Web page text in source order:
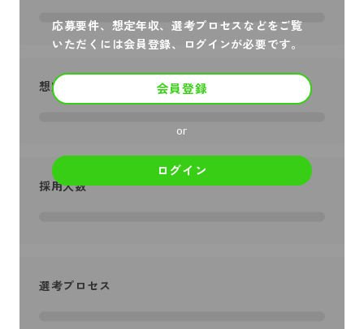
応募要件、想定年収、選考プロセスなどをご覧
いただくには会員登録、ログインが必要です。
会員登録
or
ログイン
想定年収
採用人数
選考プロセス